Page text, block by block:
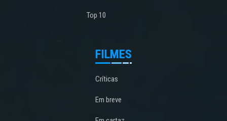
Top 10
FILMES
Críticas
Em breve